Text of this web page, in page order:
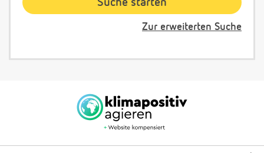
Zur erweiterten Suche